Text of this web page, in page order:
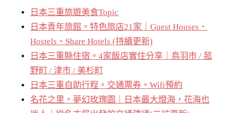
日本三重旅遊美食Topic
日本青年旅館。特色旅店21家｜Guest Houses、
Hostels、Share Hotels (持續更新)
日本三重縣住宿。4家飯店實住分享｜鳥羽市 / 菰
野町 / 津市 / 美杉町
日本三重自助行程。交通票券。Wifi預約
名花之里。夢幻玫瑰園｜日本最大燈海，花海也